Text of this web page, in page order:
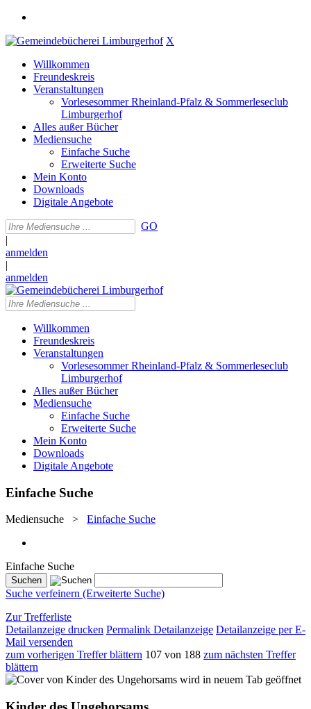
X
Willkommen
Freundeskreis
Veranstaltungen
Vorlesesommer Rheinland-Pfalz & Sommerleseclub
Limburgerhof
Alles außer Bücher
Mediensuche
Einfache Suche
Erweiterte Suche
Mein Konto
Downloads
Digitale Angebote
GO
|
anmelden
|
anmelden
Willkommen
Freundeskreis
Veranstaltungen
Vorlesesommer Rheinland-Pfalz & Sommerleseclub
Limburgerhof
Alles außer Bücher
Mediensuche
Einfache Suche
Erweiterte Suche
Mein Konto
Downloads
Digitale Angebote
Einfache Suche
Mediensuche > Einfache Suche
Einfache Suche
Suche verfeinern (Erweiterte Suche)
Zur Trefferliste
Detailanzeige drucken Permalink Detailanzeige Detailanzeige per E-
Mail versenden
zum vorherigen Treffer blättern 107 von 188 zum nächsten Treffer
blättern
wird in neuem Tab geöffnet